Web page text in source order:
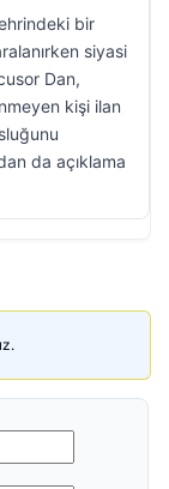
bir
siyasi
Dan,
kişi ilan
da açıklama